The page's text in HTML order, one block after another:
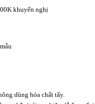
khuyến nghị
dùng hóa chất tẩy.